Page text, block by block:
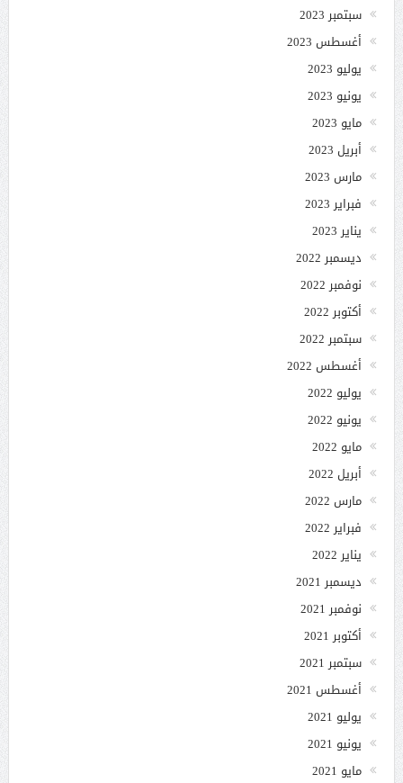
سبتمبر 2023
أغسطس 2023
يوليو 2023
يونيو 2023
مايو 2023
أبريل 2023
مارس 2023
فبراير 2023
يناير 2023
ديسمبر 2022
نوفمبر 2022
أكتوبر 2022
سبتمبر 2022
أغسطس 2022
يوليو 2022
يونيو 2022
مايو 2022
أبريل 2022
مارس 2022
فبراير 2022
يناير 2022
ديسمبر 2021
نوفمبر 2021
أكتوبر 2021
سبتمبر 2021
أغسطس 2021
يوليو 2021
يونيو 2021
مايو 2021